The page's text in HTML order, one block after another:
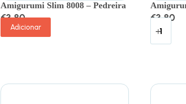
Amigurumi Slim 8008 – Pedreira
€3.80
Adicionar
€3.80